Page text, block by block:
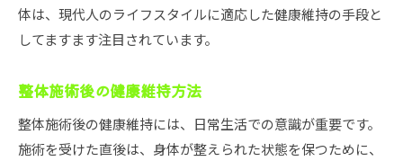
体は、現代人のライフスタイルに適応した健康維持の手段と
してますます注目されています。
整体施術後の健康維持方法
整体施術後の健康維持には、日常生活での意識が重要です。
施術を受けた直後は、身体が整えられた状態を保つために、